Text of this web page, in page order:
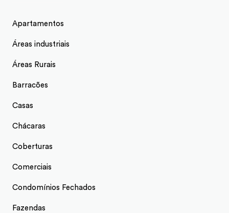
Apartamentos
Áreas industriais
Áreas Rurais
Barracões
Casas
Chácaras
Coberturas
Comerciais
Condomínios Fechados
Fazendas